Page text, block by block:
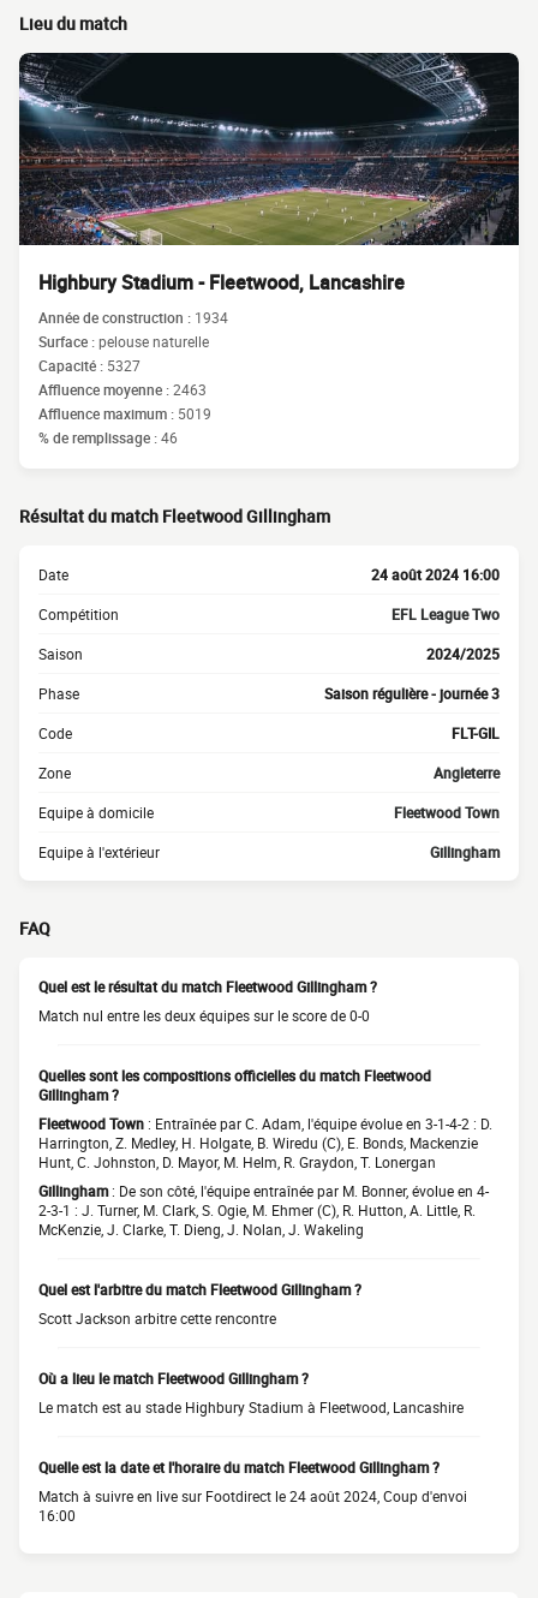
Lieu du match
Highbury Stadium - Fleetwood, Lancashire
Année de construction : 1934
Surface :pelouse naturelle
Capacité : 5327
Affluence moyenne :2463
Affluence maximum : 5019
% de remplissage :46
Résultat du match Fleetwood Gillingham
Date 24 août 2024 16:00
Compétition EFL League Two
Saison 2024/2025
Phase Saison régulière - journée 3
Code FLT-GIL
Zone Angleterre
Equipe à domicile Fleetwood Town
Equipe à l'extérieur Gillingham
FAQ
Quel est le résultat du match Fleetwood Gillingham ?
Match nul entre les deux équipes sur le score de 0-0
Quelles sont les compositions officielles du match Fleetwood
Gillingham ?
Fleetwood Town : Entraînée par C. Adam, l'équipe évolue en 3-1-4-2 : D.
Harrington, Z. Medley, H. Holgate, B. Wiredu (C), E. Bonds, Mackenzie
Hunt, C. Johnston, D. Mayor, M. Helm, R. Graydon, T. Lonergan
Gillingham: De son côté, l'équipe entraînée par M. Bonner, évolue en 4-
2-3-1 : J. Turner, M. Clark, S. Ogie, M. Ehmer (C), R. Hutton, A. Little, R.
McKenzie, J. Clarke, T. Dieng, J. Nolan, J. Wakeling
Quel est l'arbitre du match Fleetwood Gillingham ?
Scott Jackson arbitre cette rencontre
Où a lieu le match Fleetwood Gillingham ?
Le match est au stade Highbury Stadium à Fleetwood, Lancashire
Quelle est la date et l'horaire du match Fleetwood Gillingham ?
Match à suivre en live sur Footdirect le 24 août 2024, Coup d'envoi
16:00